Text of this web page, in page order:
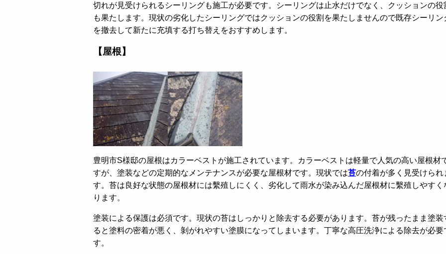
切れが見受けられるシーリングも施工が必要です。シーリングは止水だけでなく、クッションの役
も果たします。現状の劣化したシーリングではクッションの役割を果たしませんので既存シーリン
を撤去して新たに充填する打ち替えをおすすめします。
【屋根】
豊明市S様邸の屋根はカラーベストが施工されています。カラーベストは軽量で人気の高い屋根材
すが、塗装などの定期的なメンテナンスが必要な屋根材です。現状では苔の付着が多く見受けられ
す。苔は良好な状態の屋根材には繫殖しにくく、劣化して雨水が染み込んだ屋根材に繫殖しやすく
ります。
塗装による保護は必須です。現状の苔はしっかりと除去する必要があります。苔が残ったまま塗装
ると塗料の密着が悪く、剝がれやすい塗膜になってしまいます。丁寧な高圧洗浄による除去が必要
す。